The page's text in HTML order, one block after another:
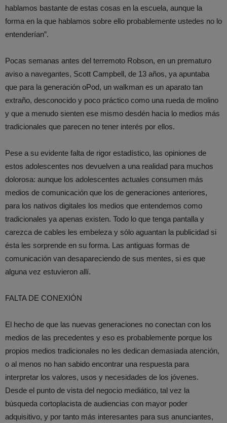
hablamos bastante de estas cosas en la escuela, aunque la
forma en la que hablamos sobre ello probablemente ustedes no lo
entenderían”.
Pocas semanas antes del terremoto Robson, en un prematuro
aviso a navegantes, Scott Campbell, de 13 años, ya apuntaba
que para la generación oPod, un walkman es un aparato tan
extraño, desconocido y poco práctico como una rueda de molino
y que a menudo sienten ese mismo desdén hacia lo medios más
tradicionales que parecen no tener interés por ellos.
Pese a su evidente falta de rigor estadístico, las opiniones de
estos adolescentes nos devuelven a una realidad para muchos
dolorosa: aunque los adolescentes actuales consumen más
medios de comunicación que los de generaciones anteriores,
para los nativos digitales los medios que entendemos como
tradicionales ya apenas existen. Todo lo que tenga pantalla y
carezca de cables les embeleza y sólo aguantan la publicidad si
ésta les sorprende en su forma. Las antiguas formas de
comunicación van desapareciendo de sus mentes, si es que
alguna vez estuvieron allí.
FALTA DE CONEXIÓN
El hecho de que las nuevas generaciones no conectan con los
medios de las precedentes y eso es probablemente porque los
propios medios tradicionales no les dedican demasiada atención,
o al menos no han sabido encontrar una respuesta para
interpretar los valores, usos y necesidades de los jóvenes.
Desde el punto de vista del negocio mediático, tal vez la
búsqueda cortoplacista de audiencias con mayor poder
adquisitivo, y por tanto más interesantes para sus anunciantes,